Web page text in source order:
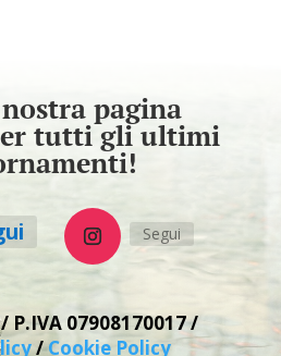
pagina
tutti gli ultimi
Segui
P.IVA 07908170017 /
/Cookie Policy